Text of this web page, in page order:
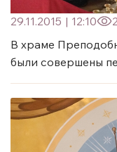
29.11.2015 | 12:10
В храме
были совершены